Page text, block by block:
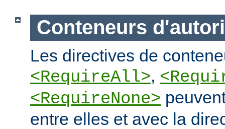
Conteneurs
Les directives de
<RequireAll>,
<RequireNone>
entre elles et avec la